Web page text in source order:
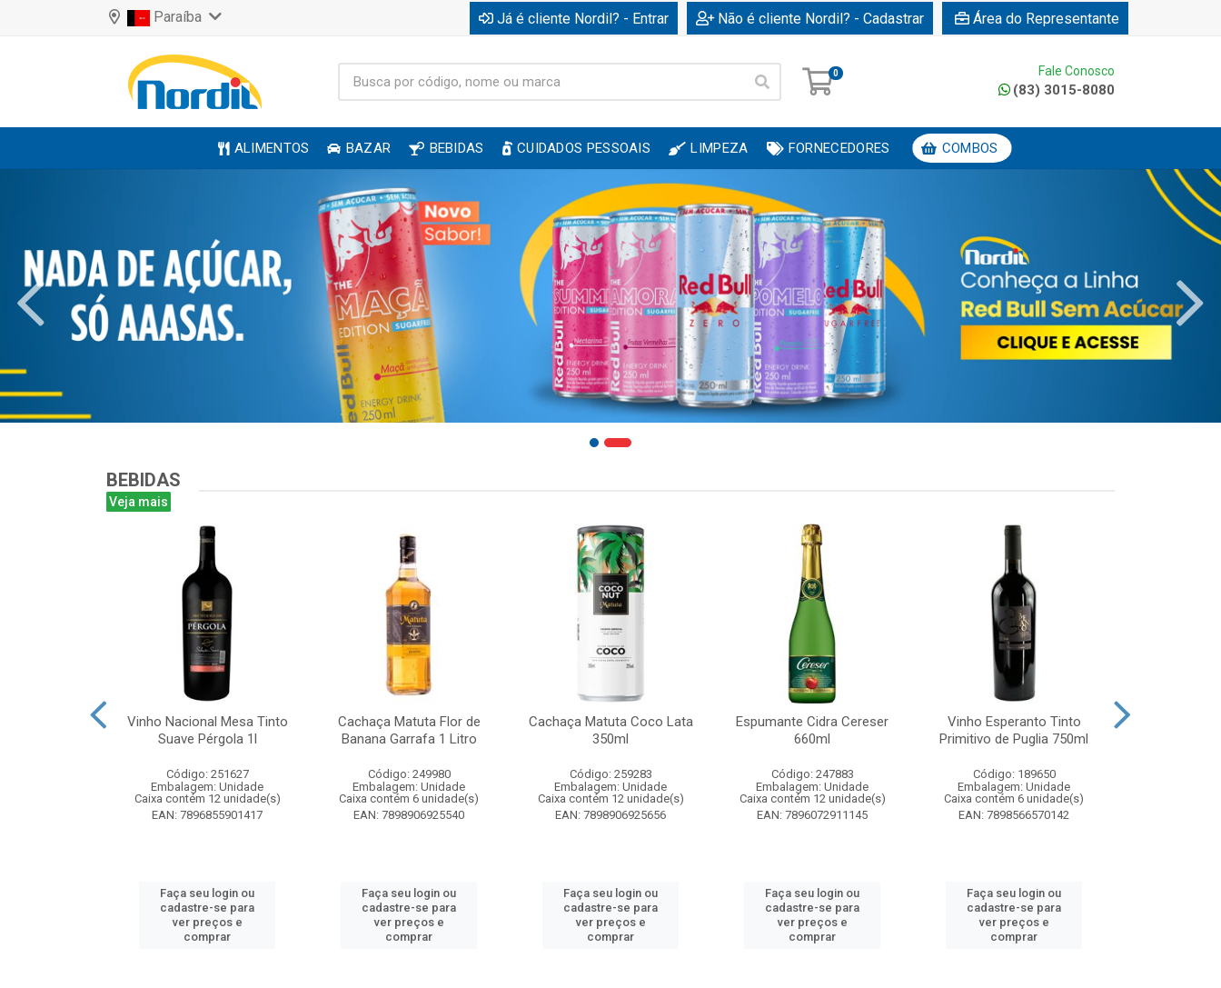
Paraíba Já é cliente Nordil? - Entrar Não é cliente Nordil? - Cadastrar Área do Representante
0 Fale Conosco
(83) 3015-8080
ALIMENTOS BAZAR BEBIDAS CUIDADOS PESSOAIS LIMPEZA FORNECEDORES COMBOS
BEBIDAS
Veja mais
Vinho Nacional Mesa Tinto
Suave Pérgola 1l
Código: 251627
Embalagem: Unidade
Caixa contém 12 unidade(s)
EAN: 7896855901417
Faça seu login ou
cadastre-se para
ver preços e
comprar
Cachaça Matuta Flor de
Banana Garrafa 1 Litro
Código: 249980
Embalagem: Unidade
Caixa contém 6 unidade(s)
EAN: 7898906925540
Faça seu login ou
cadastre-se para
ver preços e
comprar
Cachaça Matuta Coco Lata
350ml
Código: 259283
Embalagem: Unidade
Caixa contém 12 unidade(s)
EAN: 7898906925656
Faça seu login ou
cadastre-se para
ver preços e
comprar
Espumante Cidra Cereser
660ml
Código: 247883
Embalagem: Unidade
Caixa contém 12 unidade(s)
EAN: 7896072911145
Faça seu login ou
cadastre-se para
ver preços e
comprar
Vinho Esperanto Tinto
Primitivo de Puglia 750ml
Código: 189650
Embalagem: Unidade
Caixa contém 6 unidade(s)
EAN: 7898566570142
Faça seu login ou
cadastre-se para
ver preços e
comprar